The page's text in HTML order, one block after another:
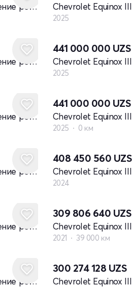
Chevrolet Equinox III - поколение рестайлинг
2025
Chevrolet Equinox III - поколение рестайлинг
441 000 000 UZS
2025
Chevrolet Equinox III - поколение рестайлинг
441 000 000 UZS
2025 0 км
Chevrolet Equinox III - поколение рестайлинг
408 450 560 UZS
2024
Chevrolet Equinox III - поколение рестайлинг
309 806 640 UZS
2021 39 000 км
Chevrolet Equinox III - поколение рестайлинг
300 274 128 UZS